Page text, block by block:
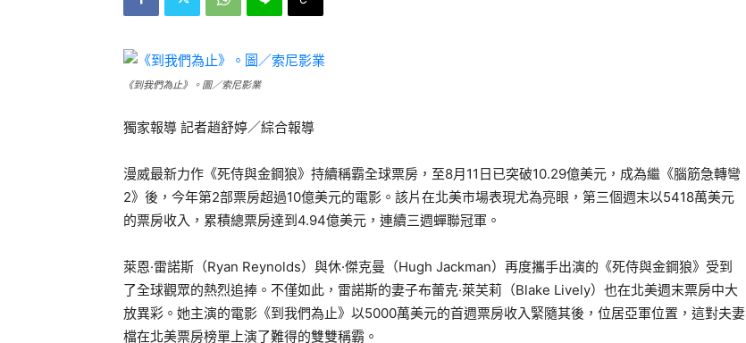
《到我們為止》。圖／索尼影業
獨家報導 記者趙舒婷／綜合報導
漫威最新力作《死侍與金鋼狼》持續稱霸全球票房，至8月11日已突破10.29億美元，成為繼《腦筋急轉彎
2》後，今年第2部票房超過10億美元的電影。該片在北美市場表現尤為亮眼，第三個週末以5418萬美元
的票房收入，累積總票房達到4.94億美元，連續三週蟬聯冠軍。
萊恩·雷諾斯（Ryan Reynolds）與休·傑克曼（Hugh Jackman）再度攜手出演的《死侍與金鋼狼》受到
了全球觀眾的熱烈追捧。不僅如此，雷諾斯的妻子布蕾克·萊芙莉（Blake Lively）也在北美週末票房中大
放異彩。她主演的電影《到我們為止》以5000萬美元的首週票房收入緊隨其後，位居亞軍位置，這對夫妻
檔在北美票房榜單上演了難得的雙雙稱霸。